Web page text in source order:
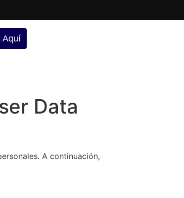
Aquí
Data
A continuación,